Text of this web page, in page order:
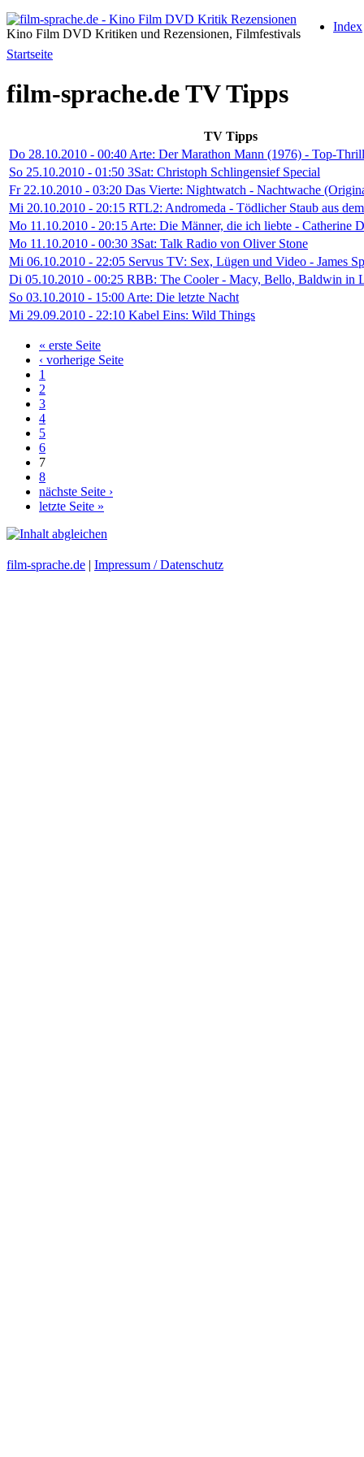
Kino Film DVD Kritiken und Rezensionen, Filmfestivals
Index
Startseite
film-sprache.de TV Tipps
TV Tipps
Do 28.10.2010 - 00:40 Arte: Der Marathon Mann (1976) - Top-
So 25.10.2010 - 01:50 3Sat: Christoph Schlingensief Special
Fr 22.10.2010 - 03:20 Das Vierte: Nightwatch - Nachtwache
Mi 20.10.2010 - 20:15 RTL2: Andromeda - Tödlicher Staub aus
Mo 11.10.2010 - 20:15 Arte: Die Männer, die ich liebte - Catherine
Mo 11.10.2010 - 00:30 3Sat: Talk Radio von Oliver Stone
Mi 06.10.2010 - 22:05 Servus TV: Sex, Lügen und Video - James
Di 05.10.2010 - 00:25 RBB: The Cooler - Macy, Bello, Baldwin in
So 03.10.2010 - 15:00 Arte: Die letzte Nacht
Mi 29.09.2010 - 22:10 Kabel Eins: Wild Things
« erste Seite
‹ vorherige Seite
1
2
3
4
5
6
7
8
nächste Seite ›
letzte Seite »
film-sprache.de | Impressum / Datenschutz